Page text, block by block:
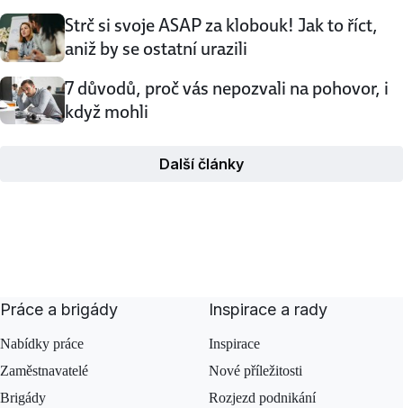
Strč si svoje ASAP za klobouk! Jak to říct,
aniž by se ostatní urazili
7 důvodů, proč vás nepozvali na pohovor, i
když mohli
Další články
Práce a brigády
Nabídky práce
Zaměstnavatelé
Brigády
Inspirace a rady
Inspirace
Nové příležitosti
Rozjezd podnikání